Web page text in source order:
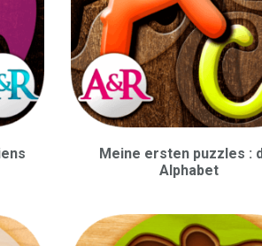
Meine ersten puzzles :
Alphabet